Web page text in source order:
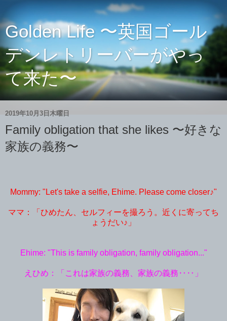
Golden Life 〜英国ゴール
デンレトリーバーがやっ
て来た〜
2019年10月3日木曜日
Family obligation that she likes 〜好きな
家族の義務〜
Mommy: "Let's take a selfie, Ehime. Please come closer♪"
ママ：「ひめたん、セルフィーを撮ろう。近くに寄ってち
ょうだい♪」
Ehime: "This is family obligation, family obligation..."
えひめ：「これは家族の義務、家族の義務‥‥」